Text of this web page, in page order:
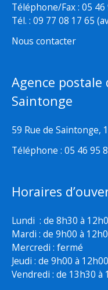
Téléphone/Fax : 05 46
Tél. : 09 77 08 17 65
Nous contacter
Agence postale
Saintonge
59 Rue de Saintonge,
Téléphone : 05 46 95
Horaires
Lundi : de 8h30 à
Mardi : de 9h00 à
Mercredi : fermé
Jeudi : de 9h00 à
Vendredi : de 13h30 à